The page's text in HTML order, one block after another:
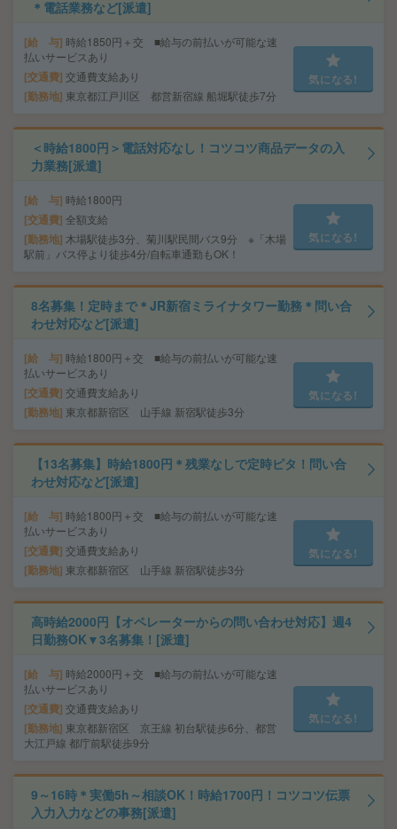
＊電話業務など[派遣]
給 与 時給1850円＋交 ■給与の前払いが可能な速
払いサービスあり
交通費 交通費支給あり
勤務地 東京都江戸川区 都営新宿線 船堀駅徒歩7分
気になる!
＜時給1800円＞電話対応なし！コツコツ商品データの入
力業務[派遣]
給 与 時給1800円
交通費 全額支給
勤務地 木場駅徒歩3分、菊川駅民間バス9分 ※「木場
駅前」バス停より徒歩4分/自転車通勤もOK！
気になる!
8名募集！定時まで＊JR新宿ミライナタワー勤務＊問い合
わせ対応など[派遣]
給 与 時給1800円＋交 ■給与の前払いが可能な速
払いサービスあり
交通費 交通費支給あり
勤務地 東京都新宿区 山手線 新宿駅徒歩3分
気になる!
【13名募集】時給1800円＊残業なしで定時ピタ！問い合
わせ対応など[派遣]
給 与 時給1800円＋交 ■給与の前払いが可能な速
払いサービスあり
交通費 交通費支給あり
勤務地 東京都新宿区 山手線 新宿駅徒歩3分
気になる!
高時給2000円【オペレーターからの問い合わせ対応】週4
日勤務OK▼3名募集！[派遣]
給 与 時給2000円＋交 ■給与の前払いが可能な速
払いサービスあり
交通費 交通費支給あり
勤務地 東京都新宿区 京王線 初台駅徒歩6分、都営
大江戸線 都庁前駅徒歩9分
気になる!
9～16時＊実働5h～相談OK！時給1700円！コツコツ伝票
入力入力などの事務[派遣]